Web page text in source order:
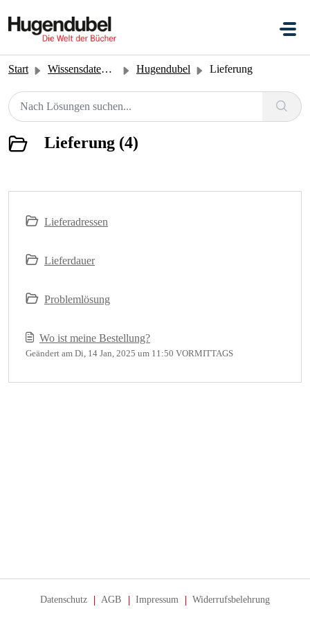
Start Wissensdatenbank Hugendubel Lieferung
Lieferung (4)
Lieferadressen
Lieferdauer
Problemlösung
Wo ist meine Bestellung?
Geändert am Di, 14 Jan, 2025 um 11:50 VORMITTAGS
Datenschutz AGB Impressum Widerrufsbelehrung